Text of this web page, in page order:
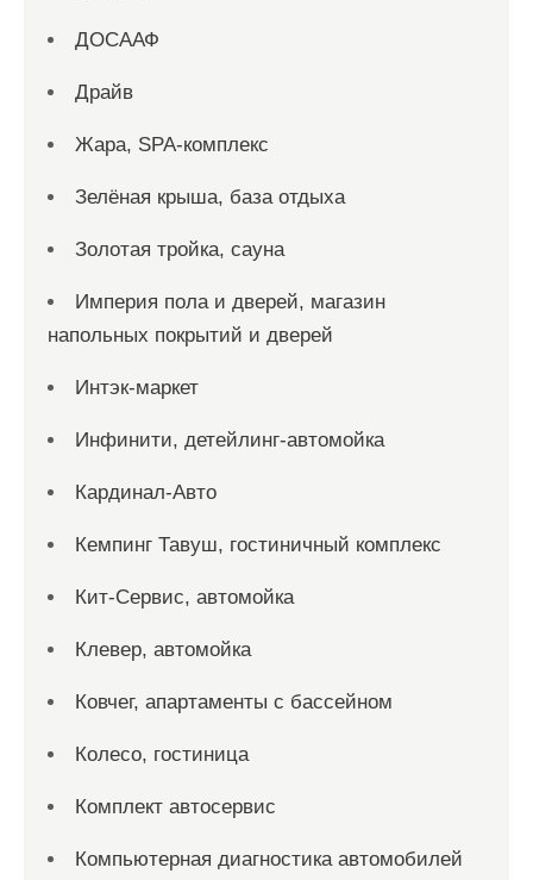
ДОСААФ
Драйв
Жара, SPA-комплекс
Зелёная крыша, база отдыха
Золотая тройка, сауна
Империя пола и дверей, магазин
напольных покрытий и дверей
Интэк-маркет
Инфинити, детейлинг-автомойка
Кардинал-Авто
Кемпинг Тавуш, гостиничный комплекс
Кит-Сервис, автомойка
Клевер, автомойка
Ковчег, апартаменты с бассейном
Колесо, гостиница
Комплект автосервис
Компьютерная диагностика автомобилей